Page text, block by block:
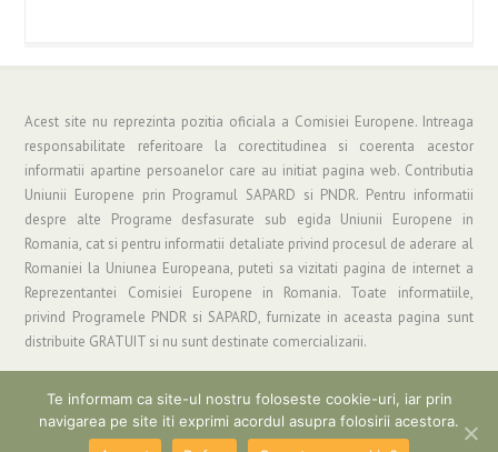
Acest site nu reprezinta pozitia oficiala a Comisiei Europene. Intreaga
responsabilitate referitoare la corectitudinea si coerenta acestor
informatii apartine persoanelor care au initiat pagina web. Contributia
Uniunii Europene prin Programul SAPARD si PNDR. Pentru informatii
despre alte Programe desfasurate sub egida Uniunii Europene in
Romania, cat si pentru informatii detaliate privind procesul de aderare al
Romaniei la Uniunea Europeana, puteti sa vizitati pagina de internet a
Reprezentantei Comisiei Europene in Romania. Toate informatiile,
privind Programele PNDR si SAPARD, furnizate in aceasta pagina sunt
distribuite GRATUIT si nu sunt destinate comercializarii.
Copyright © 2019 Asociatia "Grup de Actiune Locala Parang" | Informatii si
Suport: gal_parang@yahoo.com
Te informam ca site-ul nostru foloseste cookie-uri, iar prin
navigarea pe site iti exprimi acordul asupra folosirii acestora.